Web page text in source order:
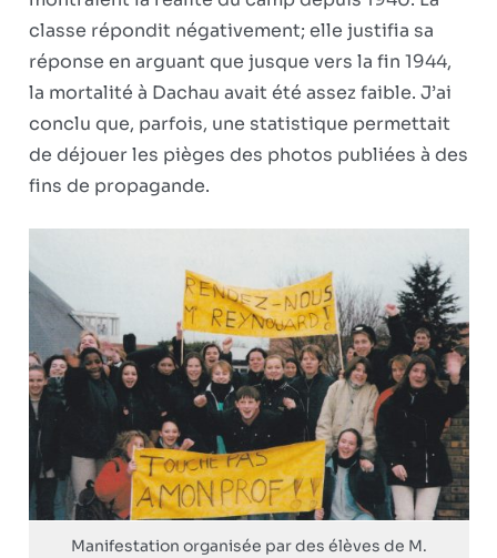
classe répondit négativement; elle justifia sa
réponse en arguant que jusque vers la fin 1944,
la mortalité à Dachau avait été assez faible. J’ai
conclu que, parfois, une statistique permettait
de déjouer les pièges des photos publiées à des
fins de propagande.
Manifestation organisée par des élèves de M.